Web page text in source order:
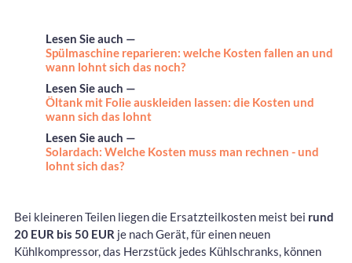
Lesen Sie auch —
Spülmaschine reparieren: welche Kosten fallen an und
wann lohnt sich das noch?
Lesen Sie auch —
Öltank mit Folie auskleiden lassen: die Kosten und
wann sich das lohnt
Lesen Sie auch —
Solardach: Welche Kosten muss man rechnen - und
lohnt sich das?
Bei kleineren Teilen liegen die Ersatzteilkosten meist bei rund
20 EUR bis 50 EUR je nach Gerät, für einen neuen
Kühlkompressor, das Herzstück jedes Kühlschranks, können